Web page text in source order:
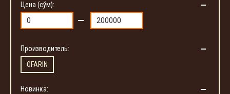
Цена (сўм):
Производитель:
OFARIN
Новинка: